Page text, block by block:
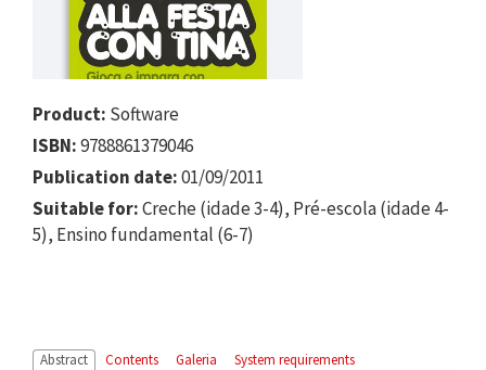
Product: Software
ISBN:9788861379046
Publication date:01/09/2011
Suitable for:Creche (idade 3-4), Pré-escola (idade 4-
5), Ensino fundamental (6-7)
Abstract Contents Galeria System requirements